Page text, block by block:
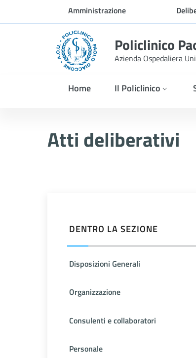
Skip to Main ContentAmministrazione
trasparente
Policlinico
Azienda Ospedaliera
Home Il Policlinico
Atti deliberativi
DENTRO LA SEZIONE
Disposizioni Generali
Organizzazione
Consulenti e collaboratori
Personale